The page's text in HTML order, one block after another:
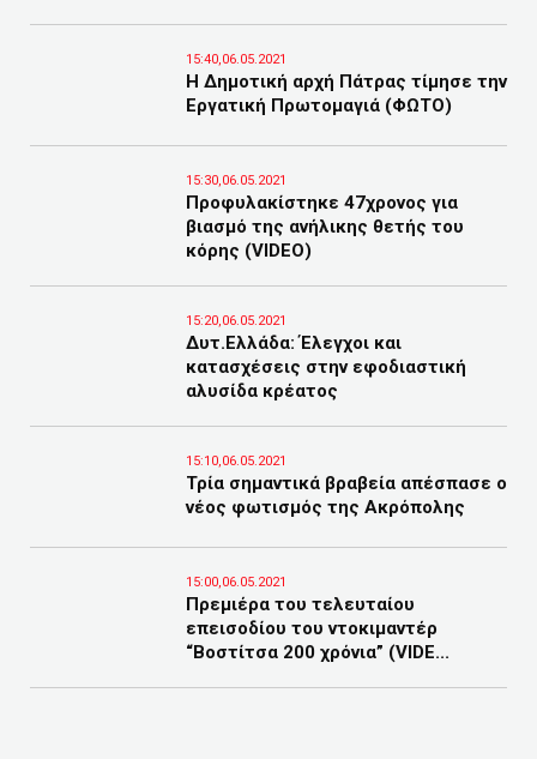
15:40,06.05.2021
Η Δημοτική αρχή Πάτρας τίμησε την
Εργατική Πρωτομαγιά (ΦΩΤΟ)
15:30,06.05.2021
Προφυλακίστηκε 47χρονος για
βιασμό της ανήλικης θετής του
κόρης (VIDEO)
15:20,06.05.2021
Δυτ.Ελλάδα: Έλεγχοι και
κατασχέσεις στην εφοδιαστική
αλυσίδα κρέατος
15:10,06.05.2021
Τρία σημαντικά βραβεία απέσπασε ο
νέος φωτισμός της Ακρόπολης
15:00,06.05.2021
Πρεμιέρα του τελευταίου
επεισοδίου του ντοκιμαντέρ
“Βοστίτσα 200 χρόνια” (VIDE...